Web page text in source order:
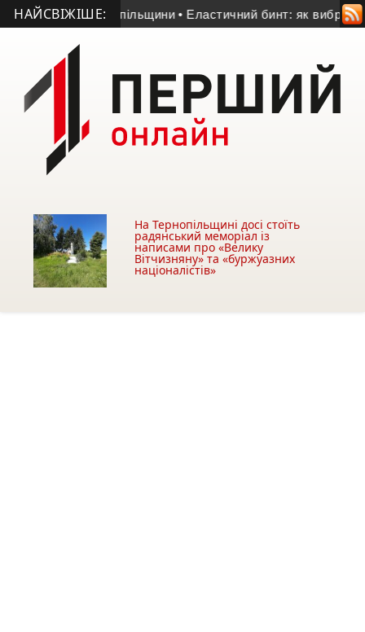
НАЙСВІЖІШЕ:
з Тернопільщини • Еластичний бинт: як вибрати для ноги
На Тернопільщині досі стоїть
радянський меморіал із
написами про «Велику
Вітчизняну» та «буржуазних
націоналістів»